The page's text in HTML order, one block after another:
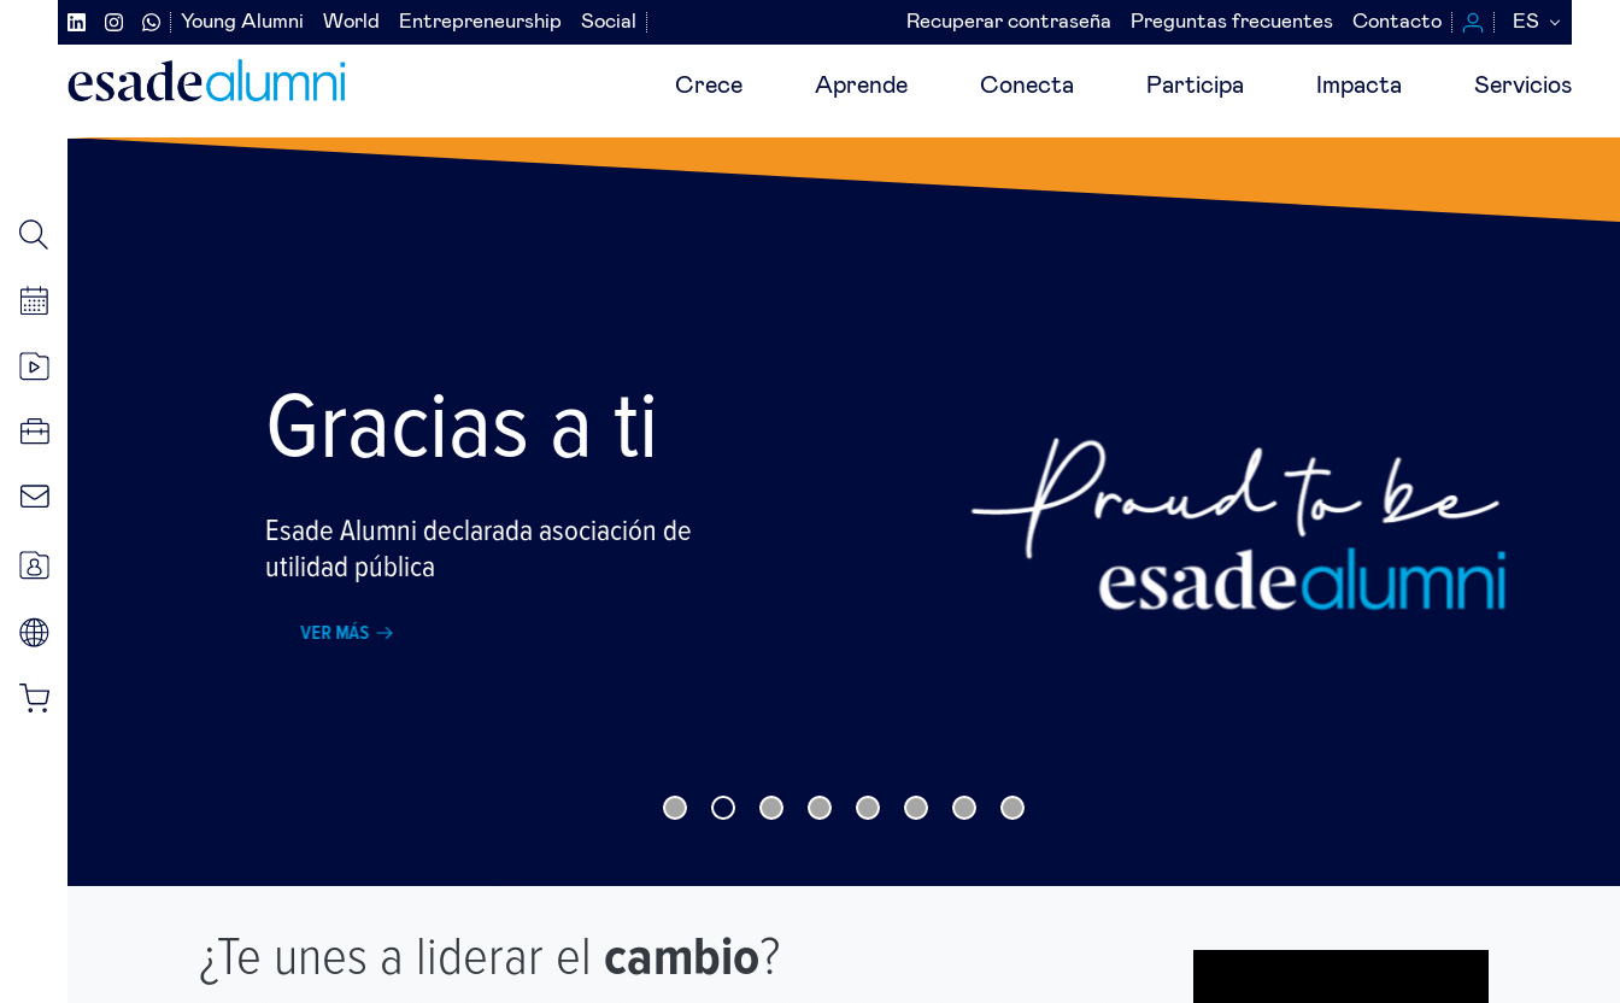
Navegación
secundaria
redes
sociales
Navegación
secundaria
izquierda
Young Alumni World Entrepreneurship Social
Navegación
secundaria
Recuperar contraseña Preguntas frecuentes Contacto ES
Crece Aprende Conecta Participa Impacta Servicios
Gracias a ti
Esade Alumni declarada asociación de
utilidad pública
¿Te unes a liderar el cambio?